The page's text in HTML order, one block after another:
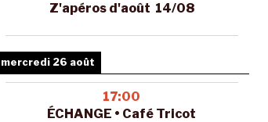
Z'apéros d'août 14/08
mercredi 26 août
17:00
ÉCHANGE • Café Tricot